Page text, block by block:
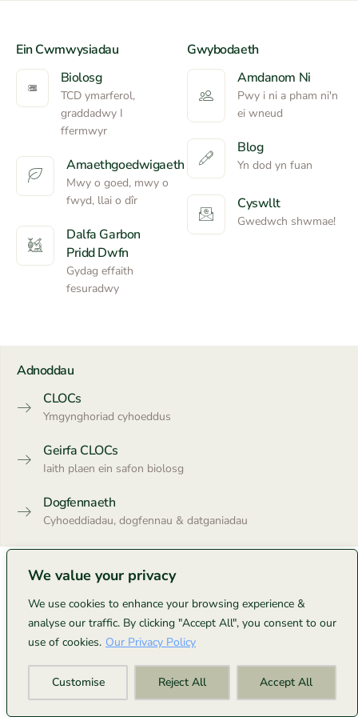
We value your privacy
We use cookies to enhance your browsing experience &
analyse our traffic. By clicking "Accept All", you consent to our
use of cookies. Our Privacy Policy
Customise Reject All Accept All
Ein Cwmwysiadau
Biolosg
TCD ymarferol,
graddadwy I
ffermwyr
Amaethgoedwigaeth
Mwy o goed, mwy o
fwyd, llai o dîr
Dalfa Garbon
Pridd Dwfn
Gydag effaith
fesuradwy
Gwybodaeth
Amdanom Ni
Pwy i ni a pham ni'n
ei wneud
Blog
Yn dod yn fuan
Cyswllt
Gwedwch shwmae!
Adnoddau
CLOCs
Ymgynghoriad cyhoeddus
Geirfa CLOCs
Iaith plaen ein safon biolosg
Dogfennaeth
Cyhoeddiadau, dogfennau & datganiadau